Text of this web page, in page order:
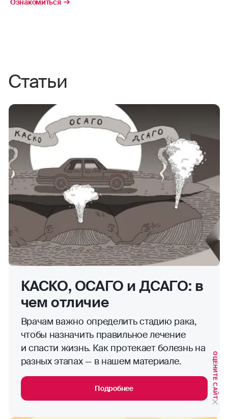
Ознакомиться
Статьи
КАСКО, ОСАГО и ДСАГО: в
чем отличие
Врачам важно определить стадию рака,
чтобы назначить правильное лечение
и спасти жизнь. Как протекает болезнь на
разных этапах — в нашем материале.
Подробнее ОЦЕНИТЕ САЙТ